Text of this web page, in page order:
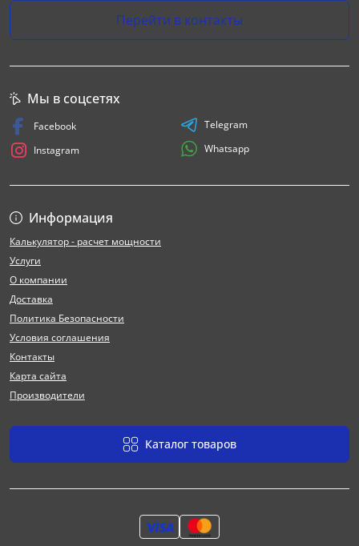
Перейти в контакты
Информация
Калькулятор - расчет мощности
Услуги
О компании
Доставка
Политика Безопасности
Условия соглашения
Контакты
Карта сайта
Производители
Каталог товаров
Мы в соцсетях
Facebook
Instagram
Telegram
Whatsapp